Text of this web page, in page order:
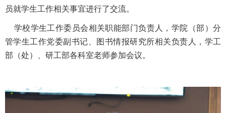
员就学生工作相关事宜进行了交流。
学校学生工作委员会相关职能部门负责人，学院（部）分
管学生工作党委副书记、图书情报研究所相关负责人，学工
部（处）、研工部各科室老师参加会议。